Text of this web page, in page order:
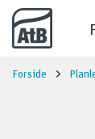
Til innhold
Forside